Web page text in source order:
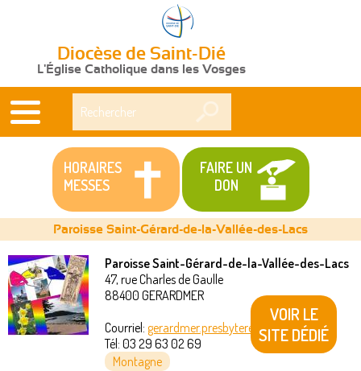
Diocèse de Saint-Dié
L'Église Catholique dans les Vosges
HORAIRES
MESSES
FAIRE UN
DON
Vous
êtes
Paroisse Saint-Gérard-de-la-Vallée-des-Lacs
Paroisse Saint-Gérard-de-la-Vallée-des-Lacs
47, rue Charles de Gaulle
88400 GERARDMER
Courriel: gerardmer.presbytere@akeonet.com
Tél: 03 29 63 02 69
Montagne
VOIR LE
SITE DÉDIÉ